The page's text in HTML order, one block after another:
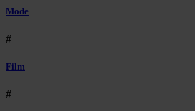
Mode
#
Film
#